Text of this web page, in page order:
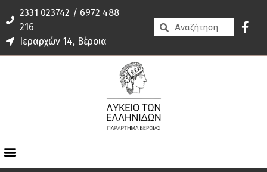
2331 023742 / 6972 488
216
Ιεραρχών 14, Βέροια